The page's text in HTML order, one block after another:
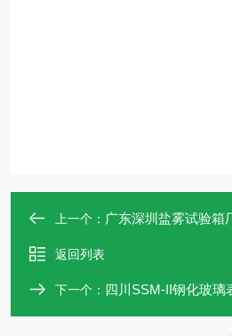
上一个： 广东深圳盐雾试验箱
返回列表
下一个： 四川SSM-II钢化玻璃